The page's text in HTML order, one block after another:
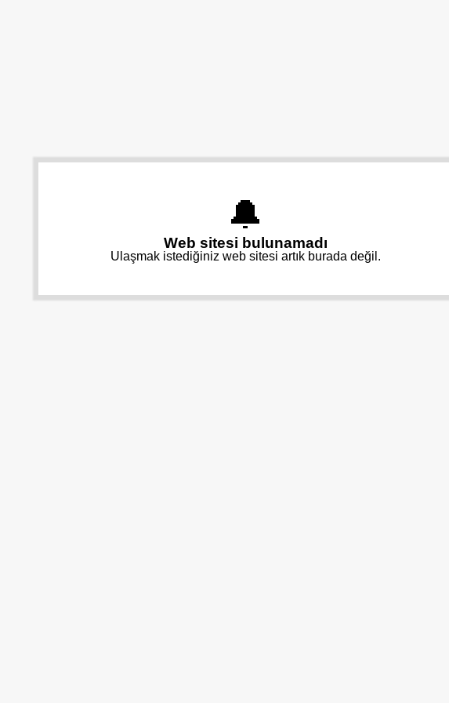
🔔
Web sitesi bulunamadı
Ulaşmak istediğiniz web sitesi artık burada değil.